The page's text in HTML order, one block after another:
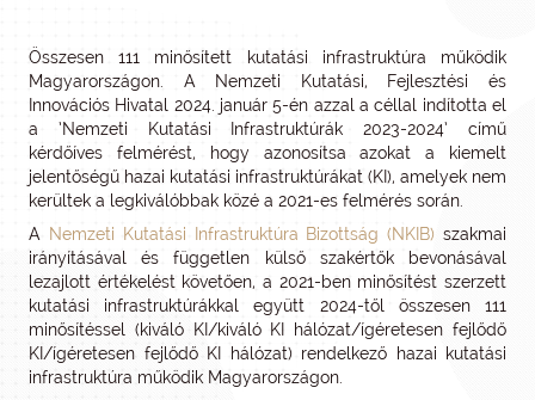
Összesen 111 minősített kutatási infrastruktúra működik
Magyarországon. A Nemzeti Kutatási, Fejlesztési és
Innovációs Hivatal 2024. január 5-én azzal a céllal indította el
a ’Nemzeti Kutatási Infrastruktúrák 2023-2024’ című
kérdőíves felmérést, hogy azonosítsa azokat a kiemelt
jelentőségű hazai kutatási infrastruktúrákat (KI), amelyek nem
kerültek a legkiválóbbak közé a 2021-es felmérés során.
A
Nemzeti Kutatási Infrastruktúra Bizottság (NKIB) szakmai
irányításával és független külső szakértők bevonásával
lezajlott értékelést követően, a 2021-ben minősítést szerzett
kutatási infrastruktúrákkal együtt 2024-től összesen 111
minősítéssel (kiváló KI/kiváló KI hálózat/ígéretesen fejlődő
KI/ígéretesen fejlődő KI hálózat) rendelkező hazai kutatási
infrastruktúra működik Magyarországon.